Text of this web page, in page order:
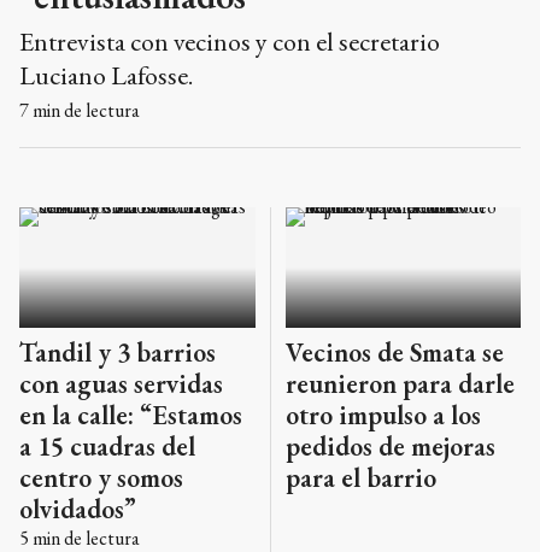
Entrevista con vecinos y con el secretario
Luciano Lafosse.
7min de lectura
Tandil y 3 barrios
con aguas servidas
en la calle: “Estamos
a 15 cuadras del
centro y somos
olvidados”
5 min de lectura
Vecinos de Smata se
reunieron para darle
otro impulso a los
pedidos de mejoras
para el barrio